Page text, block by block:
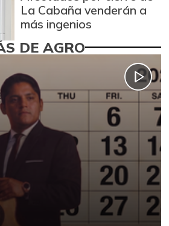
La Cabaña venderán a
más ingenios
DE AGRO